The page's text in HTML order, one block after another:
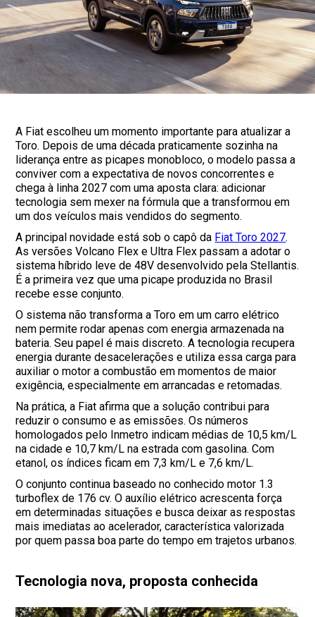
A Fiat escolheu um momento importante para atualizar a
Toro. Depois de uma década praticamente sozinha na
liderança entre as picapes monobloco, o modelo passa a
conviver com a expectativa de novos concorrentes e
chega à linha 2027 com uma aposta clara: adicionar
tecnologia sem mexer na fórmula que a transformou em
um dos veículos mais vendidos do segmento.
A principal novidade está sob o capô da Fiat Toro 2027.
As versões Volcano Flex e Ultra Flex passam a adotar o
sistema híbrido leve de 48V desenvolvido pela Stellantis.
É a primeira vez que uma picape produzida no Brasil
recebe esse conjunto.
O sistema não transforma a Toro em um carro elétrico
nem permite rodar apenas com energia armazenada na
bateria. Seu papel é mais discreto. A tecnologia recupera
energia durante desacelerações e utiliza essa carga para
auxiliar o motor a combustão em momentos de maior
exigência, especialmente em arrancadas e retomadas.
Na prática, a Fiat afirma que a solução contribui para
reduzir o consumo e as emissões. Os números
homologados pelo Inmetro indicam médias de 10,5 km/L
na cidade e 10,7 km/L na estrada com gasolina. Com
etanol, os índices ficam em 7,3 km/L e 7,6 km/L.
O conjunto continua baseado no conhecido motor 1.3
turboflex de 176 cv. O auxílio elétrico acrescenta força
em determinadas situações e busca deixar as respostas
mais imediatas ao acelerador, característica valorizada
por quem passa boa parte do tempo em trajetos urbanos.
Tecnologia nova, proposta conhecida